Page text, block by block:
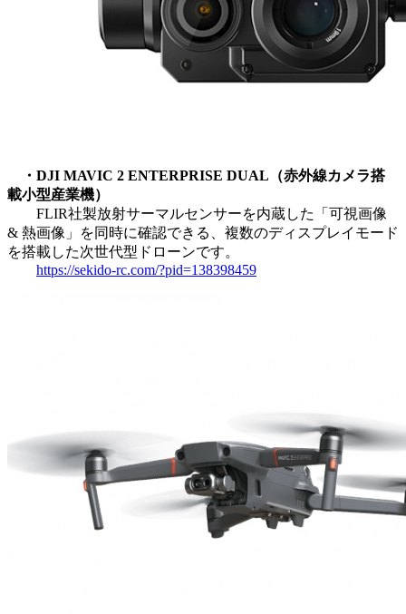
・DJI MAVIC 2 ENTERPRISE DUAL（赤外線カメラ搭
載小型産業機）
FLIR社製放射サーマルセンサーを内蔵した「可視画像
& 熱画像」を同時に確認できる、複数のディスプレイモード
を搭載した次世代型ドローンです。
https://sekido-rc.com/?pid=138398459